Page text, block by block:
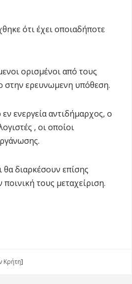
ότι έχει οποιαδήποτε
ορισμένοι από τους
στην ερευνωμενη υπόθεση.
ενεργεία αντιδήμαρχος, ο
, οι οποίοι
θα διαρκέσουν επίσης
τους μεταχείριση.
Κρήτη]